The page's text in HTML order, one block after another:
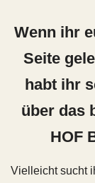
Wenn ihr
Seite
habt ihr
über das
HOF
Vielleicht sucht